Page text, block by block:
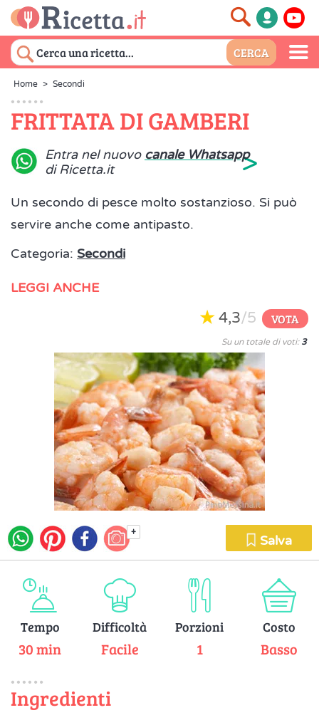
Home > Secondi
FRITTATA DI GAMBERI
Entra nel nuovo canale Whatsapp
di Ricetta.it
>
Un secondo di pesce molto sostanzioso. Si può
servire anche come antipasto.
Categoria: Secondi
LEGGI ANCHE
4,3/5 VOTA
Su un totale di voti: 3
+
Salva
Tempo
30 min
Difficoltà
Facile
Porzioni
1
Costo
Basso
Ingredienti